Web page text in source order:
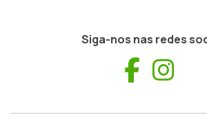
Siga-nos nas redes